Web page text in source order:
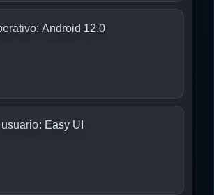
Android 12.0
usuario: Easy UI